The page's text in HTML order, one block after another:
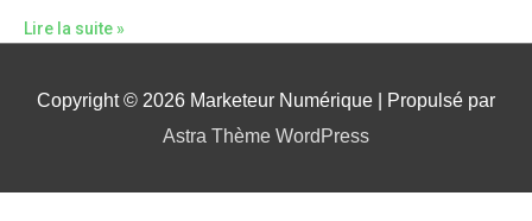
Lire la suite »
Copyright © 2026 Marketeur Numérique | Propulsé par
Astra Thème WordPress